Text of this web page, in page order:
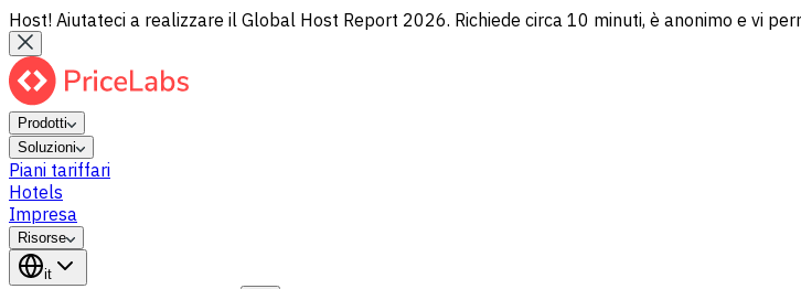
Host! Aiutateci a realizzare il Global Host Report 2026. Richiede circa 10 minuti, è anonimo e vi
Prodotti
Soluzioni
Piani tariffari
Hotels
Impresa
Risorse
it